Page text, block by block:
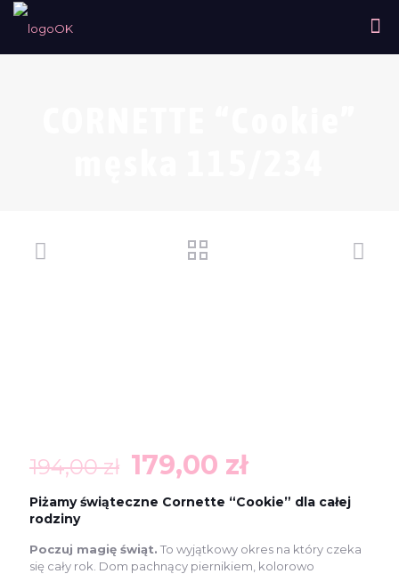
194,00zł Pierwotna
cena
wynosiła:
194,00 zł.
179,00 złAktualna
cena
wynosi:
179,00 zł.
Piżamy świąteczne Cornette “Cookie” dla całej
rodziny
Poczuj magię świąt. To wyjątkowy okres na który czeka
się cały rok. Dom pachnący piernikiem, kolorowo